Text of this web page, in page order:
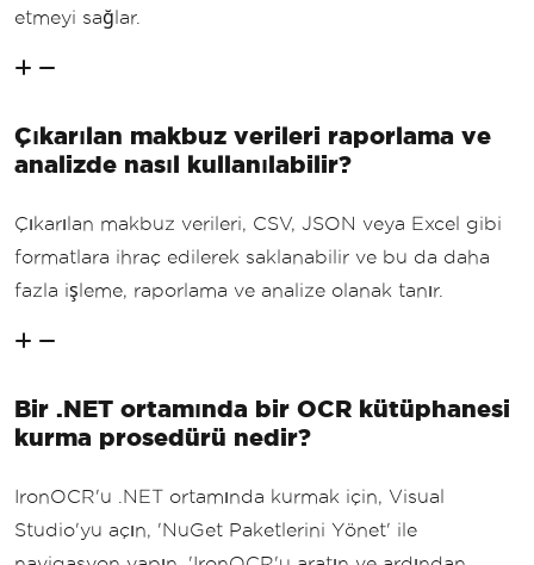
etmeyi sağlar.
Çıkarılan makbuz verileri raporlama ve
analizde nasıl kullanılabilir?
Çıkarılan makbuz verileri, CSV, JSON veya Excel gibi
formatlara ihraç edilerek saklanabilir ve bu da daha
fazla işleme, raporlama ve analize olanak tanır.
Bir .NET ortamında bir OCR kütüphanesi
kurma prosedürü nedir?
IronOCR'u .NET ortamında kurmak için, Visual
Studio'yu açın, 'NuGet Paketlerini Yönet' ile